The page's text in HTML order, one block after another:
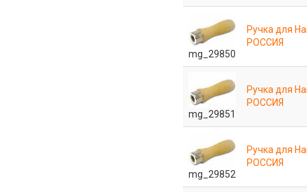
mg_29850
Ручка для
РОССИЯ
mg_29851
Ручка для
РОССИЯ
mg_29852
Ручка для
РОССИЯ